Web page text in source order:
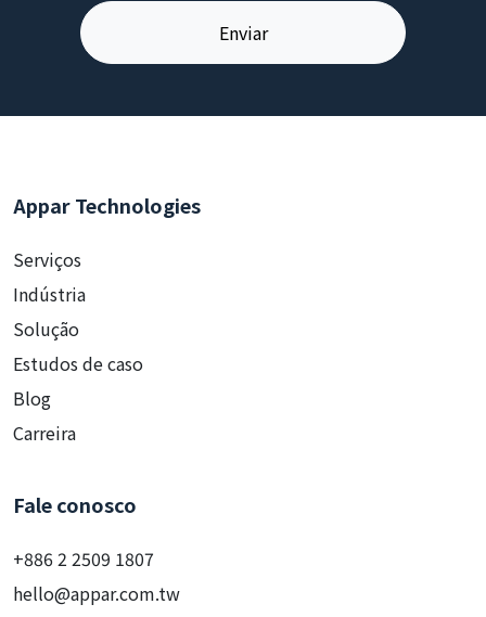
Appar Technologies
Serviços
Indústria
Solução
Estudos de caso
Blog
Carreira
Fale conosco
+886 2 2509 1807
hello@appar.com.tw